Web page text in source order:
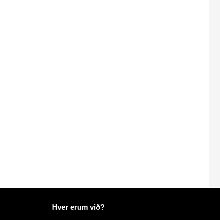
Frekari upplýsingar á Mailo
Hver erum við?